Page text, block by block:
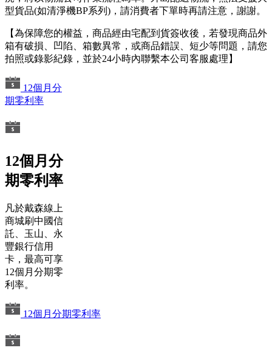
型貨品(如清淨機BP系列)，請消費者下單時再請注意，謝謝。
【為保障您的權益，商品經由宅配到貨簽收後，若發現商品外
箱有破損、凹陷、箱數異常，或商品錯誤、短少等問題，請您
拍照或錄影紀錄，並於24小時內聯繫本公司客服處理】
12個月分
期零利率
12個月分
期零利率
凡於戴森線上
商城刷中國信
託、玉山、永
豐銀行信用
卡，最高可享
12個月分期零
利率。
12個月分期零利率